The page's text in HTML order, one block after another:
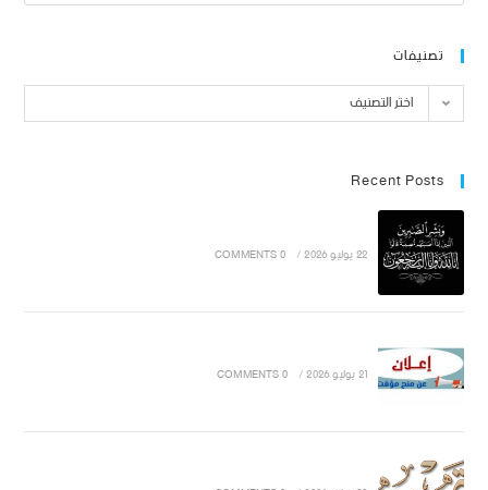
تصنيفات
اختر التصنيف
Recent Posts
22 يوليو 2026 /
0 COMMENTS
21 يوليو 2026 /
0 COMMENTS